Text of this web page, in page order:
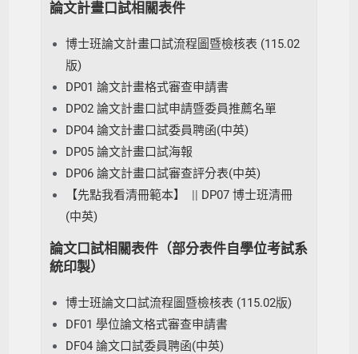
論文計畫口試相關表件
博士班論文計畫口試流程圖暨檢核表 (115.02
版)
DP01 論文計畫格式審查申請書
DP02 論文計畫口試申請暨委員推薦名單
DP04 論文計畫口試委員聘函(中英)
DP05 論文計畫口試海報
DP06 論文計畫口試審查評分表(中英)
【先點我看清冊範本】
|| DP07 博士班清冊
(中英)
論文口試相關表件（部分表件自學位考試系
統印製）
博士班論文口試流程圖暨檢核表 (115.02版)
DF01 學位論文格式審查申請書
DF04 論文口試委員聘函(中英)